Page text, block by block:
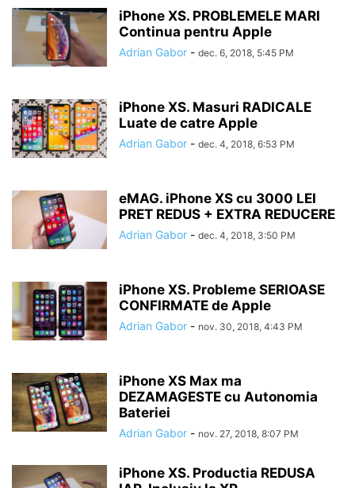
iPhone XS. PROBLEMELE MARI
Continua pentru Apple
Adrian Gabor - dec. 6, 2018, 5:45 PM
iPhone XS. Masuri RADICALE
Luate de catre Apple
Adrian Gabor - dec. 4, 2018, 6:53 PM
eMAG. iPhone XS cu 3000 LEI
PRET REDUS + EXTRA REDUCERE
Adrian Gabor - dec. 4, 2018, 3:50 PM
iPhone XS. Probleme SERIOASE
CONFIRMATE de Apple
Adrian Gabor - nov. 30, 2018, 4:43 PM
iPhone XS Max ma
DEZAMAGESTE cu Autonomia
Bateriei
Adrian Gabor - nov. 27, 2018, 8:07 PM
iPhone XS. Productia REDUSA